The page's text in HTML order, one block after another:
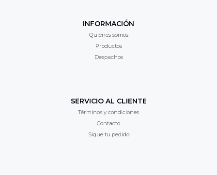
INFORMACIÓN
Quiénes somos
Productos
Despachos
SERVICIO AL CLIENTE
Términos y condiciones
Contacto
Sigue tu pedido